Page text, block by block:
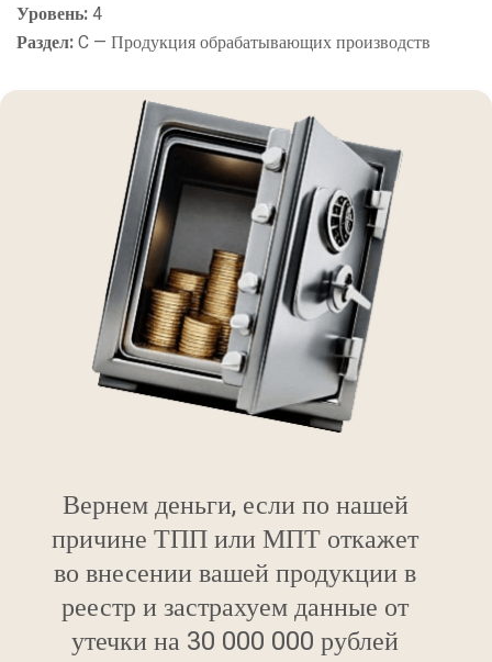
Уровень:4
Раздел:C — Продукция обрабатывающих производств
Вернем деньги, если по нашей
причине ТПП или МПТ откажет
во внесении вашей продукции в
реестр и застрахуем данные от
утечки на 30 000 000 рублей